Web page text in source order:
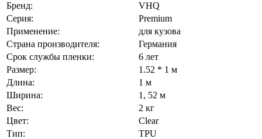
Бренд:
VHQ
Серия:
Premium
Применение:
для кузова
Страна производителя:
Германия
Срок службы пленки:
6 лет
Размер:
1.52 * 1 м
Длина:
1 м
Ширина:
1, 52 м
Вес:
2 кг
Цвет:
Сlear
Тип:
TPU